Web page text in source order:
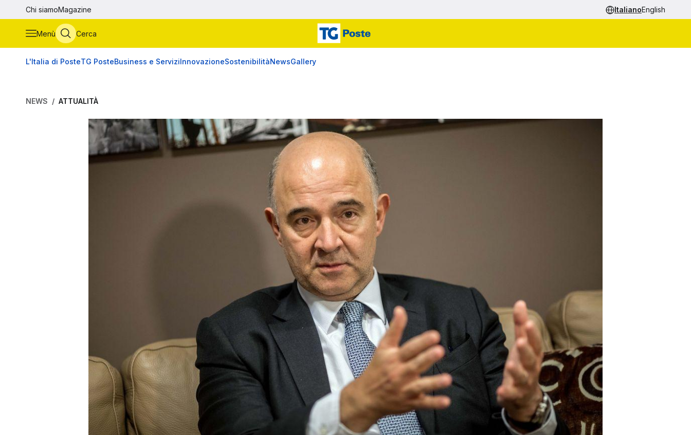
Vai al contenuto principale
Chi siamoMagazine ItalianoEnglish
Menù Cerca
L'Italia di PosteTG PosteBusiness e ServiziInnovazioneSostenibilitàNewsGallery
NEWS ATTUALITÀ